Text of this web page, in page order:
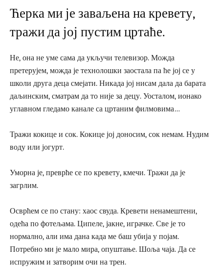
Ћерка ми је заваљена на кревету,
тражи да јој пустим цртаће.
Не, она не уме сама да укључи телевизор. Можда
претерујем, можда је технолошки заостала па ће јој се у
школи друга деца смејати. Никада јој нисам дала да барата
даљинским, сматрам да то није за децу. Уосталом, ионако
углавном гледамо канале са цртаним филмовима…
Тражи кокице и сок. Кокице јој доносим, сок немам. Нудим
воду или јогурт.
Уморна је, преврће се по кревету, кмечи. Тражи да је
загрлим.
Осврћем се по стану: хаос свуда. Кревети ненамештени,
одећа по фотељама. Ципеле, јакне, играчке. Све је то
нормално, али има дана када ме баш убија у појам.
Потребно ми је мало мира, опуштање. Шоља чаја. Да се
испружим и затворим очи на трен.